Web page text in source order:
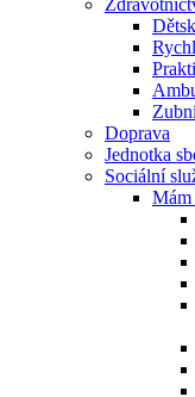
Doprava
Jednotka
Sociální
Mám